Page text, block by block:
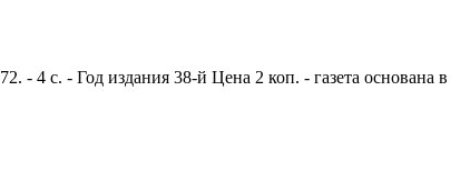
- 4 с. - Год издания 38-й Цена 2 коп. - газета основана в